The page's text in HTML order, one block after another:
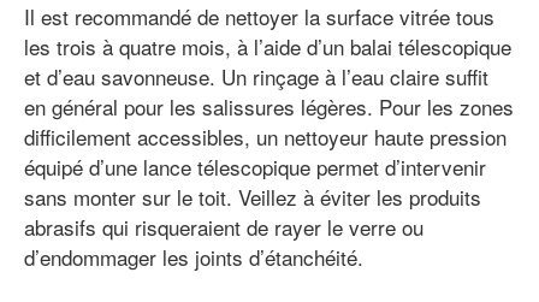
Il est recommandé de nettoyer la surface vitrée tous
les trois à quatre mois, à l’aide d’un balai télescopique
et d’eau savonneuse. Un rinçage à l’eau claire suffit
en général pour les salissures légères. Pour les zones
difficilement accessibles, un nettoyeur haute pression
équipé d’une lance télescopique permet d’intervenir
sans monter sur le toit. Veillez à éviter les produits
abrasifs qui risqueraient de rayer le verre ou
d’endommager les joints d’étanchéité.